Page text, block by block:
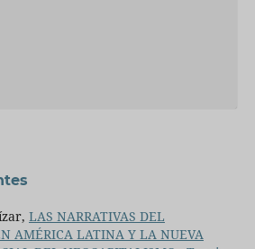
LAS NARRATIVAS DEL
AMÉRICA LATINA Y LA NUEVA